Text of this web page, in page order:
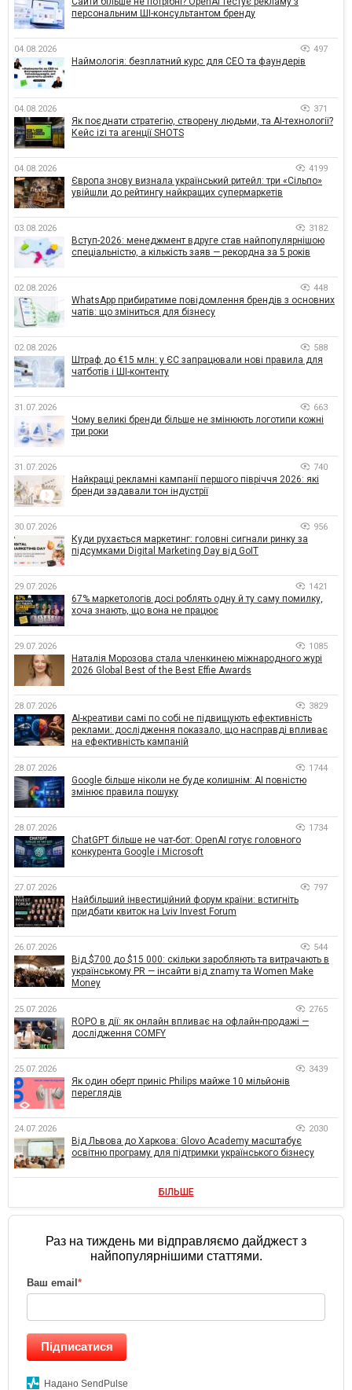
персональним ШІ-консультантом бренду
04.08.2026 497
Наймологія: безплатний курс для CEO та фаундерів
04.08.2026 371
Як поєднати стратегію, створену людьми, та AI-технології?
Кейс izi та агенції SHOTS
04.08.2026 4199
Європа знову визнала український ритейл: три «Сільпо»
увійшли до рейтингу найкращих супермаркетів
03.08.2026 3182
Вступ-2026: менеджмент вдруге став найпопулярнішою
спеціальністю, а кількість заяв — рекордна за 5 років
02.08.2026 448
WhatsApp прибиратиме повідомлення брендів з основних
чатів: що зміниться для бізнесу
02.08.2026 588
Штраф до €15 млн: у ЄС запрацювали нові правила для
чатботів і ШІ-контенту
31.07.2026 663
Чому великі бренди більше не змінюють логотипи кожні
три роки
31.07.2026 740
Найкращі рекламні кампанії першого півріччя 2026: які
бренди задавали тон індустрії
30.07.2026 956
Куди рухається маркетинг: головні сигнали ринку за
підсумками Digital Marketing Day від GoIT
29.07.2026 1421
67% маркетологів досі роблять одну й ту саму помилку,
хоча знають, що вона не працює
29.07.2026 1085
Наталія Морозова стала членкинею міжнародного журі
2026 Global Best of the Best Effie Awards
28.07.2026 3829
AI-креативи самі по собі не підвищують ефективність
реклами: дослідження показало, що насправді впливає
на ефективність кампаній
28.07.2026 1744
Google більше ніколи не буде колишнім: AI повністю
змінює правила пошуку
28.07.2026 1734
ChatGPT більше не чат-бот: OpenAI готує головного
конкурента Google і Microsoft
27.07.2026 797
Найбільший інвестиційний форум країни: встигніть
придбати квиток на Lviv Invest Forum
26.07.2026 544
Від $700 до $15 000: скільки заробляють та витрачають в
українському PR — інсайти від znamy та Women Make
Money
25.07.2026 2765
ROPO в дії: як онлайн впливає на офлайн-продажі —
дослідження COMFY
25.07.2026 3439
Як один оберт приніс Philips майже 10 мільйонів
переглядів
24.07.2026 2030
Від Львова до Харкова: Glovo Academy масштабує
освітню програму для підтримки українського бізнесу
БІЛЬШЕ
Раз на тиждень ми відправляємо дайджест з
найпопулярнішими статтями.
Ваш email*
Підписатися
Надано SendPulse